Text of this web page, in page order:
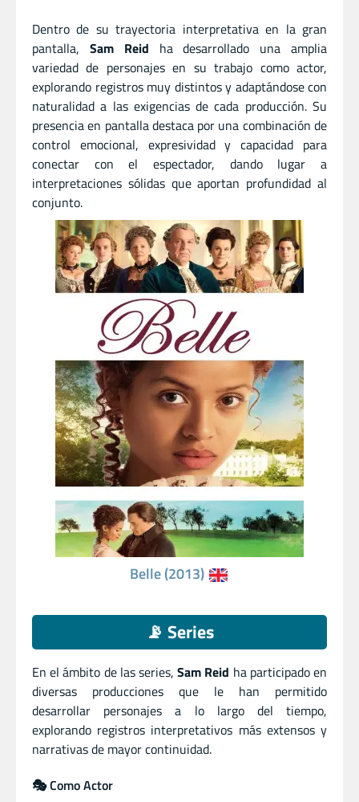
Dentro de su trayectoria interpretativa en la gran
pantalla, Sam Reid ha desarrollado una amplia
variedad de personajes en su trabajo como actor,
explorando registros muy distintos y adaptándose con
naturalidad a las exigencias de cada producción. Su
presencia en pantalla destaca por una combinación de
control emocional, expresividad y capacidad para
conectar con el espectador, dando lugar a
interpretaciones sólidas que aportan profundidad al
conjunto.
Belle (2013)
📡 Series
En el ámbito de las series,Sam Reid ha participado en
diversas producciones que le han permitido
desarrollar personajes a lo largo del tiempo,
explorando registros interpretativos más extensos y
narrativas de mayor continuidad.
🎭 Como Actor